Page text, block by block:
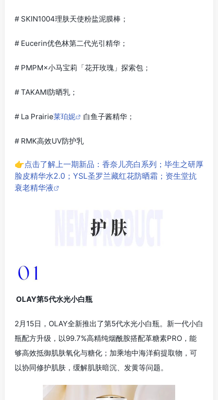
# SKIN1004理肤天使粉盐泥膜棒；
# Eucerin优色林第二代光引精华；
# PMPM×小马宝莉「花开玫瑰」探索包；
# TAKAMI防晒乳；
# La Prairie莱珀妮 白鱼子酱精华；
# RMK高效UV防护乳
👉点击了解上一期新品：香奈儿亮白系列；毕生之研厚
脸皮精华水2.0；YSL圣罗兰藏红花防晒霜；资生堂抗
衰老精华液
OLAY第5代水光小白瓶
2月15日，OLAY全新推出了第5代水光小白瓶。新一代小白
瓶配方升级，以99.7%高精纯烟酰胺搭配革糖素PRO，能
够高效抵御肌肤氧化与糖化；加乘地中海洋蓟提取物，可
以协同修护肌肤，缓解肌肤暗沉、发黄等问题。